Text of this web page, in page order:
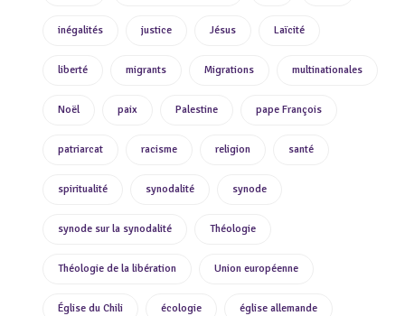
inégalités justice Jésus Laïcité
liberté migrants Migrations multinationales
Noël paix Palestine pape François
patriarcat racisme religion santé
spiritualité synodalité synode
synode sur la synodalité Théologie
Théologie de la libération Union européenne
Église du Chili écologie église allemande